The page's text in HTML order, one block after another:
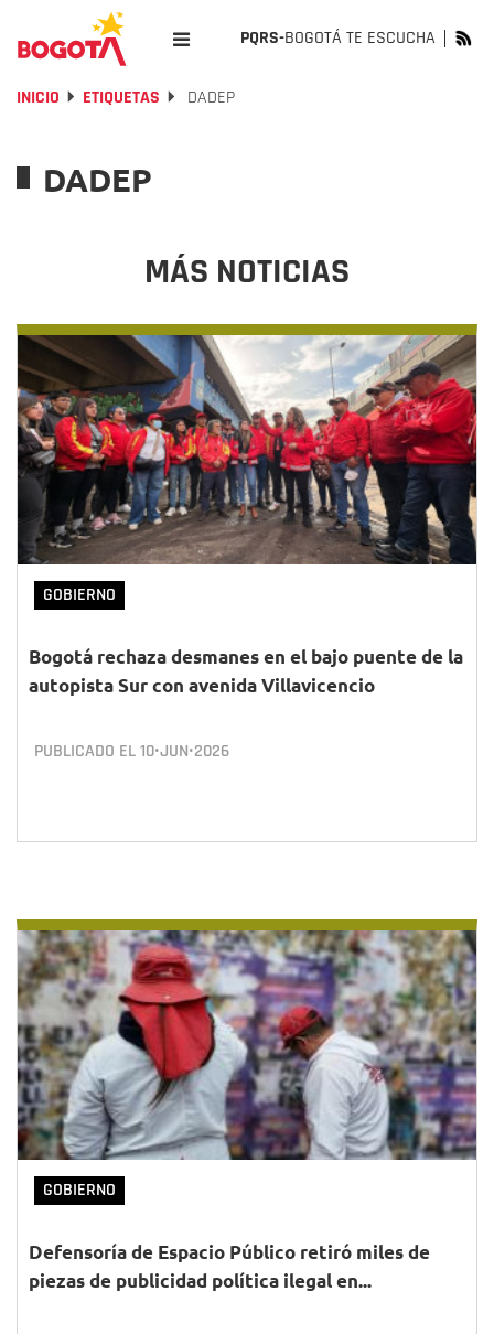
PQRS-BOGOTÁ TE ESCUCHA
INICIO ETIQUETAS DADEP
DADEP
MÁS NOTICIAS
GOBIERNO
Bogotá rechaza desmanes en el bajo puente de la
autopista Sur con avenida Villavicencio
PUBLICADO EL10•JUN•2026
GOBIERNO
Defensoría de Espacio Público retiró miles de
piezas de publicidad política ilegal en...